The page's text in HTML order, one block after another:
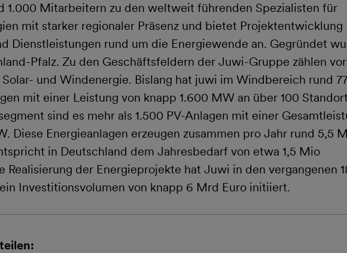
1.000 Mitarbeitern zu den weltweit führenden Spezialisten für
mit starker regionaler Präsenz und bietet Projektentwicklung
Dienstleistungen rund um die Energiewende an. Gegründet
Pfalz. Zu den Geschäftsfeldern der Juwi-Gruppe zählen vor
und Windenergie. Bislang hat juwi im Windbereich rund
mit einer Leistung von knapp 1.600 MW an über 100
sind es mehr als 1.500 PV-Anlagen mit einer
Diese Energieanlagen erzeugen zusammen pro Jahr rund 5,5
in Deutschland dem Jahresbedarf von etwa 1,5 Mio
Realisierung der Energieprojekte hat Juwi in den vergangenen
Investitionsvolumen von knapp 6 Mrd Euro initiiert.